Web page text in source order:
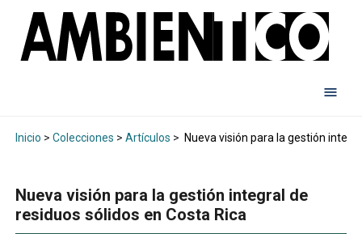
Inicio > Colecciones > Artículos > Nueva visión para la gestión
Nueva visión para la gestión integral de
residuos sólidos en Costa Rica